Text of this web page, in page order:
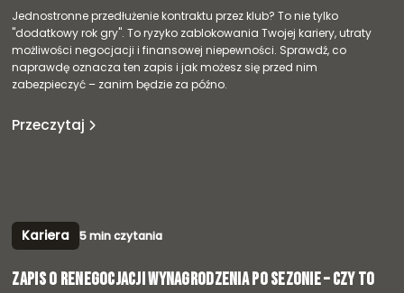
Jednostronne przedłużenie kontraktu przez klub? To nie tylko
"dodatkowy rok gry". To ryzyko zablokowania Twojej kariery, utraty
możliwości negocjacji i finansowej niepewności. Sprawdź, co
naprawdę oznacza ten zapis i jak możesz się przed nim
zabezpieczyć – zanim będzie za późno.
Przeczytaj
Kariera 5 min czytania
Zapis o renegocjacji wynagrodzenia po sezonie – czy to